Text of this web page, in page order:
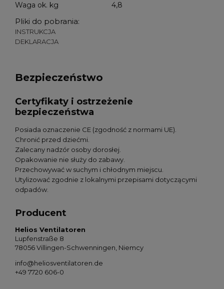
Waga ok. kg
4,8
Pliki do pobrania:
INSTRUKCJA
DEKLARACJA
Bezpieczeństwo
Certyfikaty i ostrzeżenie
bezpieczeństwa
Posiada oznaczenie CE (zgodność z normami UE).
Chronić przed dziećmi.
Zalecany nadzór osoby dorosłej.
Opakowanie nie służy do zabawy.
Przechowywać w suchym i chłodnym miejscu.
Utylizować zgodnie z lokalnymi przepisami dotyczącymi
odpadów.
Producent
Helios Ventilatoren
Lupfenstraße 8
78056 Villingen-Schwenningen, Niemcy
info@heliosventilatoren.de
+49 7720 606-0